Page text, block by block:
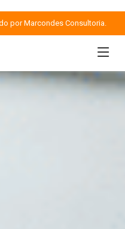
por Marcondes Consultoria.